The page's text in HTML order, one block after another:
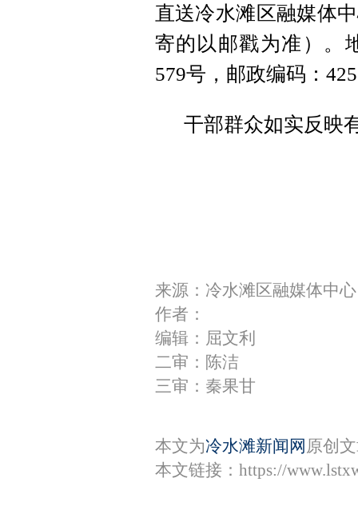
直送冷水滩区融媒体
寄的以邮戳为准）。
579号，邮政编码：
干部群众如实反映
来源：冷水滩区融媒体中心
作者：
编辑：屈文利
二审：陈洁
三审：秦果甘
本文为冷水滩新闻网 原创
本文链接： https://